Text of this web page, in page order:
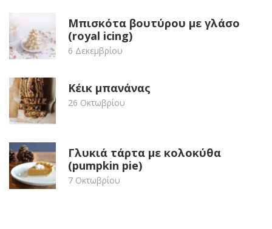
Μπισκότα βουτύρου με γλάσο
(royal icing)
6 Δεκεμβρίου
Κέικ μπανάνας
26 Οκτωβρίου
Γλυκιά τάρτα με κολοκύθα
(pumpkin pie)
7 Οκτωβρίου